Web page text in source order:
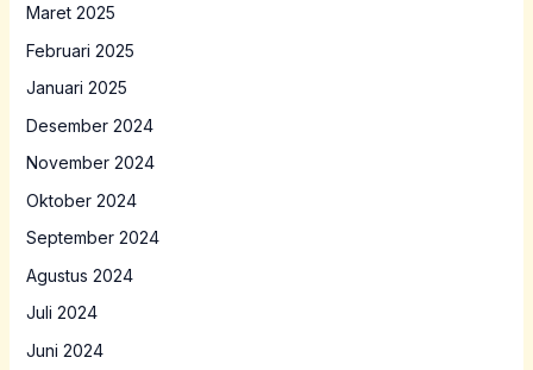
Maret 2025
Februari 2025
Januari 2025
Desember 2024
November 2024
Oktober 2024
September 2024
Agustus 2024
Juli 2024
Juni 2024